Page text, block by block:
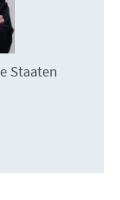
Staaten